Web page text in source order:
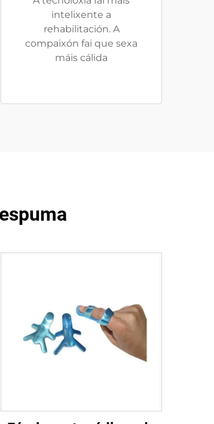
intelixente a
rehabilitación. A
compaixón fai que sexa
máis cálida